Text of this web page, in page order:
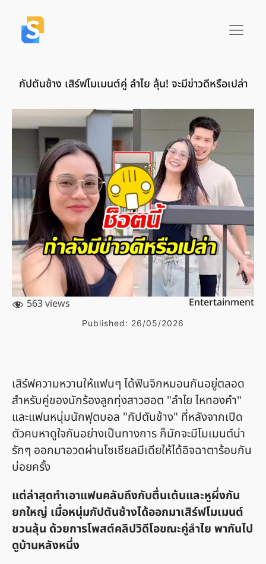
กัปตันช้าง เสิร์ฟโมเมนต์คู่ ลำไย ลุ้น! จะมีข่าวดีหรือเปล่า
563 views Entertainment
Published: 26/05/2026
เสิร์ฟความหวานให้แฟนๆ ได้ฟินจิกหมอนกันอยู่ตลอด
สำหรับคู่ของนักร้องลูกทุ่งสาวฮอต "ลำไย ไหทองคำ"
และแฟนหนุ่มนักฟุตบอล "กัปตันช้าง" ที่หลังจากเปิด
ตัวคบหาดูใจกันอย่างเป็นทางการ ก็มักจะมีโมเมนต์น่า
รักๆ ออกมาอวดผ่านโซเชียลมีเดียให้ได้อิจฉาตาร้อนกัน
บ่อยครั้ง
แต่ล่าสุดทำเอาแฟนคลับถึงกับตื่นเต้นและหูผึ่งกัน
ยกใหญ่ เมื่อหนุ่มกัปตันช้างได้ออกมาเสิร์ฟโมเมนต์
ชวนลุ้น ด้วยการโพสต์คลิปวิดีโอขณะคู่ลำไย พากันไป
ดูบ้านหลังหนึ่ง